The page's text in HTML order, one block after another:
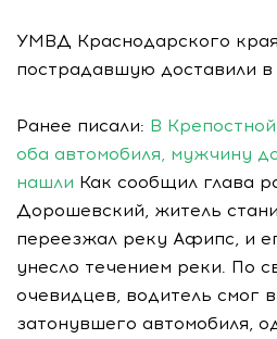
УМВД Краснодарского
пострадавшую доставили в
Ранее писали: В
оба автомобиля, мужчину
нашли Как сообщил глава
Дорошевский, житель
переезжал реку Афипс, и
унесло течением реки. По
очевидцев, водитель смог
затонувшего автомобиля,